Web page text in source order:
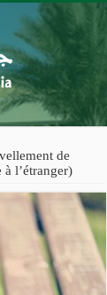
de
l’étranger)